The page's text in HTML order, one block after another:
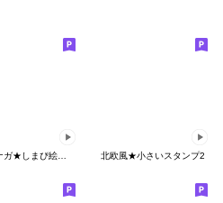
北欧風★小さいスタンプ2